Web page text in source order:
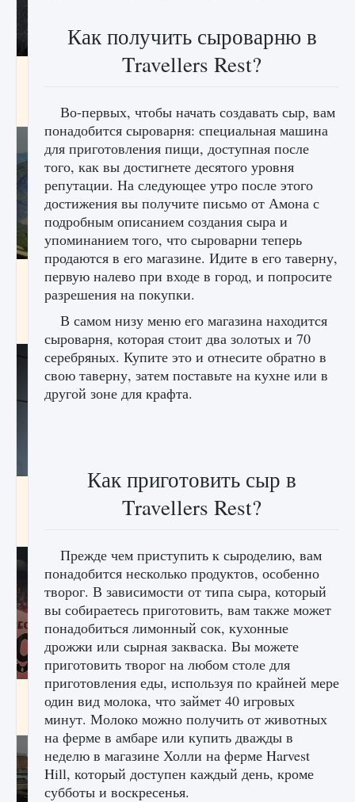
лицензии, лиги, команды и стадионы в EA
9 августа 2024 2 395 0 2
Как исправить ошибку Palworld EPalworld
«Идет сохранение мира — Невозможно
начать сохранение данных мира»
9 августа 2024 2 711 0 0
Все новые функции в режиме карьеры EA
Входят ли «Милан» и «Интер» в EA FC 25
9 августа 2024 2 064 0 1
Как получить сыроварню в
Travellers Rest?
Во-первых, чтобы начать создавать сыр, вам
понадобится сыроварня: специальная машина
для приготовления пищи, доступная после
того, как вы достигнете десятого уровня
репутации. На следующее утро после этого
достижения вы получите письмо от Амона с
подробным описанием создания сыра и
упоминанием того, что сыроварни теперь
продаются в его магазине. Идите в его таверну,
первую налево при входе в город, и попросите
разрешения на покупки.
В самом низу меню его магазина находится
сыроварня, которая стоит два золотых и 70
серебряных. Купите это и отнесите обратно в
свою таверну, затем поставьте на кухне или в
другой зоне для крафта.
Как приготовить сыр в
Travellers Rest?
Прежде чем приступить к сыроделию, вам
понадобится несколько продуктов, особенно
творог. В зависимости от типа сыра, который
вы собираетесь приготовить, вам также может
понадобиться лимонный сок, кухонные
дрожжи или сырная закваска. Вы можете
приготовить творог на любом столе для
приготовления еды, используя по крайней мере
один вид молока, что займет 40 игровых
минут. Молоко можно получить от животных
на ферме в амбаре или купить дважды в
неделю в магазине Холли на ферме Harvest
Hill, который доступен каждый день, кроме
субботы и воскресенья.